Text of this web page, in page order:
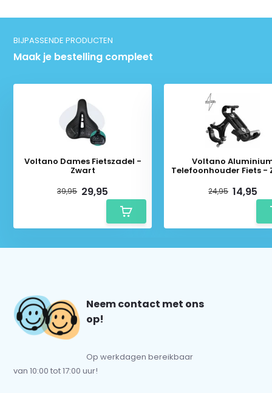
BIJPASSENDE PRODUCTEN
Maak je bestelling compleet
Voltano Dames Fietszadel -
Zwart
39,95 29,95
Voltano
Telefoonhouder Fiets -
24,95 14,95
Neem contact met ons
op!
Op werkdagen bereikbaar
van 10:00 tot 17:00 uur!